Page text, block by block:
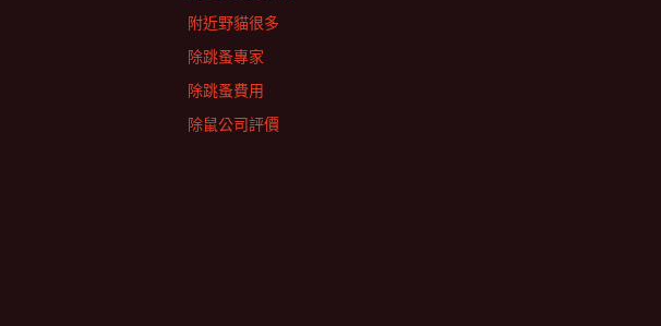
附近野貓很多
除跳蚤專家
除跳蚤費用
除鼠公司評價